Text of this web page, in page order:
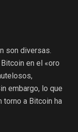
son diversas.
en el «oro
embargo, lo que
torno a Bitcoin ha